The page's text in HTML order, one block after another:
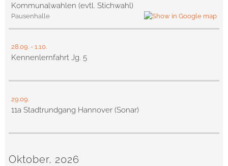
Kommunalwahlen (evtl. Stichwahl)
Pausenhalle
28.09. - 1.10.
Kennenlernfahrt Jg. 5
29.09.
11a Stadtrundgang Hannover (Sonar)
Oktober, 2026